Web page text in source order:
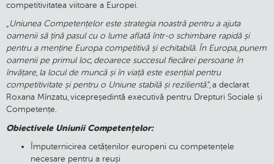
competitivitatea viitoare a Europei.
„ Uniunea Competențelor este strategia noastră pentru a ajuta
oamenii să țină pasul cu o lume aflată într-o schimbare rapidă și
pentru a menține Europa competitivă și echitabilă. În Europa, punem
oamenii pe primul loc, deoarece succesul fiecărei persoane în
învățare, la locul de muncă și în viață este esențial pentru
competitivitate și pentru o Uniune stabilă și rezilientă.”, a declarat
Roxana Mînzatu, vicepreședintă executivă pentru Drepturi Sociale și
Competențe.
Obiectivele Uniunii Competențelor:
Împuternicirea cetățenilor europeni cu competențele
necesare pentru a reuși